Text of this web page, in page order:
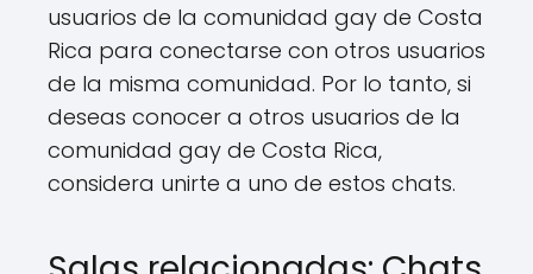
usuarios de la comunidad gay de Costa
Rica para conectarse con otros usuarios
de la misma comunidad. Por lo tanto, si
deseas conocer a otros usuarios de la
comunidad gay de Costa Rica,
considera unirte a uno de estos chats.